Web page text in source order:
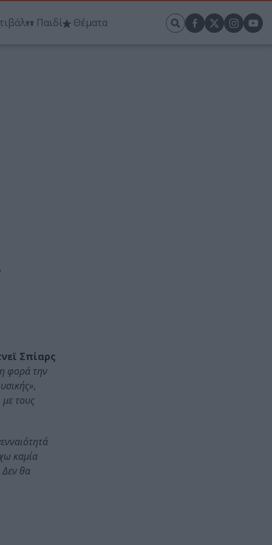
Παιδί Θέματα
Σπίαρς
φορά την
,
με τους
καμία
Δεν θα